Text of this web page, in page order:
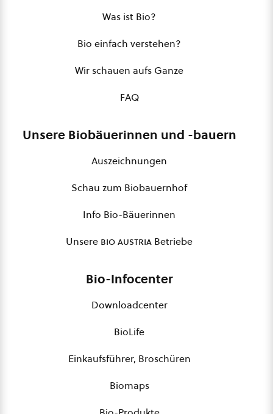
Was ist Bio?
Bio einfach verstehen?
Wir schauen aufs Ganze
FAQ
Unsere Biobäuerinnen und -bauern
Auszeichnungen
Schau zum Biobauernhof
Info Bio-Bäuerinnen
Unsere bio austria Betriebe
Bio-Infocenter
Downloadcenter
BioLife
Einkaufsführer, Broschüren
Biomaps